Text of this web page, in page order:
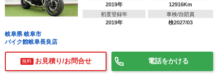
2019年
12916Km
初度登録年
2019年
車検/自賠責
検2027/03
岐阜県 岐阜市
バイク館岐阜長良店
無料 お見積り/お問合せ 電話をかける